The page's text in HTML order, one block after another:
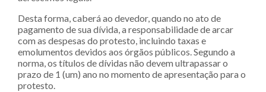
Desta forma, caberá ao devedor, quando no ato de
pagamento de sua dívida, a responsabilidade de arcar
com as despesas do protesto, incluindo taxas e
emolumentos devidos aos órgãos públicos. Segundo a
norma, os títulos de dívidas não devem ultrapassar o
prazo de 1 (um) ano no momento de apresentação para o
protesto.